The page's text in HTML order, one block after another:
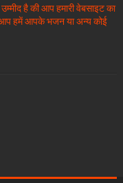
है की आप हमारी वेबसाइट का
आप हमें आपके भजन या अन्य कोई